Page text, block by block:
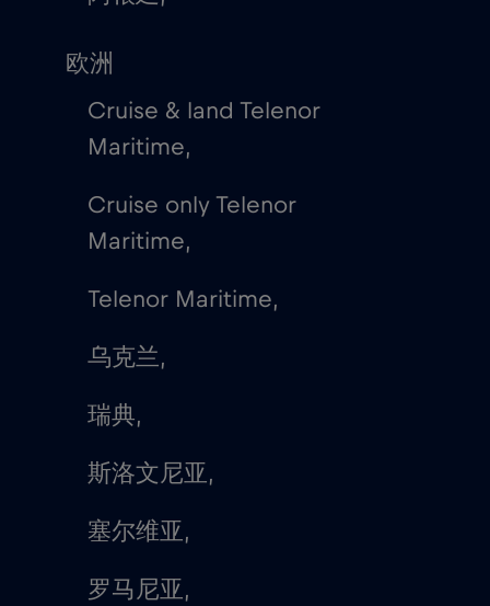
欧洲
Cruise & land Telenor
Maritime,
Cruise only Telenor
Maritime,
Telenor Maritime,
乌克兰,
瑞典,
斯洛文尼亚,
塞尔维亚,
罗马尼亚,